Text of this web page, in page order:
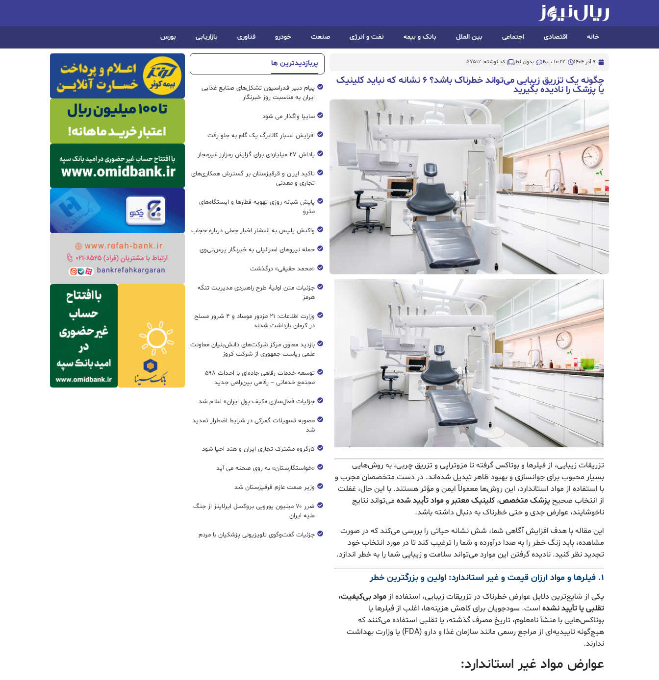
خانه اقتصادی اجتماعی بین الملل بانک و بیمه نفت و انرژی صنعت خودرو فناوری بازاریابی بورس
9 آذر 1404 10:22 ب.ظ بدون نظر کد نوشته: 57512
چگونه یک تزریق زیبایی می‌تواند خطرناک باشد؟ ۶ نشانه که نباید کلینیک
یا پزشک را نادیده بگیرید
تزریقات زیبایی، از فیلرها و بوتاکس گرفته تا مزوتراپی و تزریق چربی، به روش‌هایی
بسیار محبوب برای جوانسازی و بهبود ظاهر تبدیل شده‌اند. در دست متخصصان مجرب و
با استفاده از مواد استاندارد، این روش‌ها معمولاً ایمن و مؤثر هستند. با این حال، غفلت
از انتخاب صحیحپزشک متخصص، کلینیک معتبر ومواد تأیید شده می‌تواند نتایج
ناخوشایند، عوارض جدی و حتی خطرناک به دنبال داشته باشد.
این مقاله با هدف افزایش آگاهی شما، شش نشانه حیاتی را بررسی می‌کند که در صورت
مشاهده، باید زنگ خطر را به صدا درآورده و شما را ترغیب کند تا در مورد انتخاب خود
تجدید نظر کنید. نادیده گرفتن این موارد می‌تواند سلامت و زیبایی شما را به خطر اندازد.
۱. فیلرها و مواد ارزان قیمت و غیر استاندارد: اولین و بزرگترین خطر
یکی از شایع‌ترین دلایل عوارض خطرناک در تزریقات زیبایی، استفاده از مواد بی‌کیفیت،
تقلبی یا تأیید نشده است. سودجویان برای کاهش هزینه‌ها، اغلب از فیلرها یا
بوتاکس‌هایی با منشأ نامعلوم، تاریخ مصرف گذشته، یا تقلبی استفاده می‌کنند که
هیچ‌گونه تاییدیه‌ای از مراجع رسمی مانند سازمان غذا و دارو (FDA) یا وزارت بهداشت
ندارند.
عوارض مواد غیر استاندارد:
پربازدیدترین ها
پیام دبیر فدراسیون تشکل‌های صنایع غذایی
ایران به مناسبت روز خبرنگار
سایپا واگذار می شود
افزایش اعتبار کالابرگ یک گام به جلو رفت
پاداش ۲۷ میلیاردی برای گزارش رمزارز غیرمجاز
تاکید ایران و قرقیزستان بر گسترش همکاری‌های
تجاری و معدنی
پایش شبانه روزی تهویه قطار‌ها و ایستگاه‌های
مترو
واکنش پلیس به انتشار اخبار جعلی درباره حجاب
حمله نیروهای اسرائیلی به خبرنگار پرس‌تی‌وی
«محمد حقیقی» درگذشت
جزئیات متن اولیۀ طرح راهبردی مدیریت تنگه
هرمز
وزارت اطلاعات: ۲۱ مزدور موساد و ۴ شرور مسلح
در کرمان بازداشت شدند
بازدید معاون مرکز شرکت‌های دانش‌بنیان معاونت
علمی ریاست جمهوری از شرکت کروز
توسعه خدمات رفاهی جاده‌ای با احداث ۵۹۸
مجتمع خدماتی – رفاهی بین‌راهی جدید
جزئیات فعال‌سازی «کیف پول ایران» اعلام شد
مصوبه تسهیلات گمرکی در شرایط اضطرار تمدید
شد
کارگروه مشترک تجاری ایران و هند احیا شود
«خواستگارستان» به روی صحنه می آید
وزیر صمت عازم قرقیزستان شد
ضرر ۷۰ میلیون یورویی بروکسل ایرلاینز از جنگ
علیه ایران
جزئیات گفت‌وگوی تلویزیونی پزشکیان با مردم